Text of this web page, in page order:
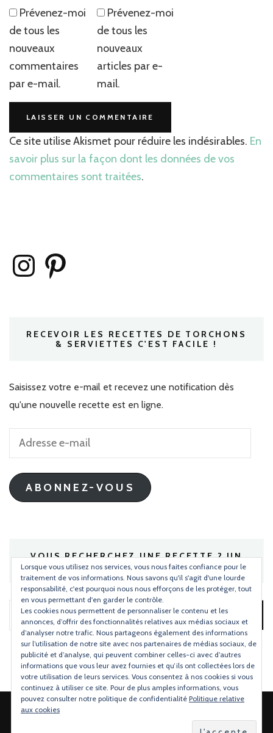
Prévenez-moi
de tous les
nouveaux
commentaires
par e-mail.
Prévenez-moi
de tous les
nouveaux
articles par e-
mail.
Ce site utilise Akismet pour réduire les indésirables. En
savoir plus sur la façon dont les données de vos
commentaires sont traitées.
InstagramPinterest
RECEVOIR LES RECETTES DE TORCHONS
& SERVIETTES C'EST FACILE !
Saisissez votre e-mail et recevez une notification dès
qu'une nouvelle recette est en ligne.
Adresse
mail
ABONNEZ-VOUS
VOUS RECHERCHEZ UNE RECETTE ? UN
INGRÉDIENT ?
Rechercher :
2026 Copyright
Lorsque vous utilisez nos services, vous nous faites confiance pour le
traitement de vos informations. Nous savons qu'il s'agit d'une lourde
responsabilité, c'est pourquoi nous nous efforçons de les protéger, tout
en vous permettant d'en garder le contrôle.
Les cookies nous permettent de personnaliser le contenu et les
annonces, d’offrir des fonctionnalités relatives aux médias sociaux et
d’analyser notre trafic. Nous partageons également des informations
sur l’utilisation de notre site avec nos partenaires de médias sociaux, de
publicité et d’analyse, qui peuvent combiner celles-ci avec d’autres
informations que vous leur avez fournies et qu’ils ont collectées lors de
votre utilisation de leurs services. Vous consentez à nos cookies si vous
continuez à utiliser ce site. Pour de plus amples informations, vous
pouvez consulter notre politique de confidentialité Politique relative
aux cookies